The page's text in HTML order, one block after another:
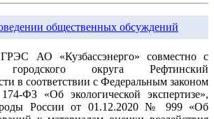
общественных обсуждений
АО «Кузбассэнерго» совместно с
городского округа Рефтинский
в соответствии с Федеральным законом
ФЗ «Об экологической экспертизе»,
России от 01.12.2020 № 999 «Об